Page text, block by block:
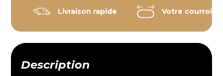
Livraison rapide Votre courroie
Description